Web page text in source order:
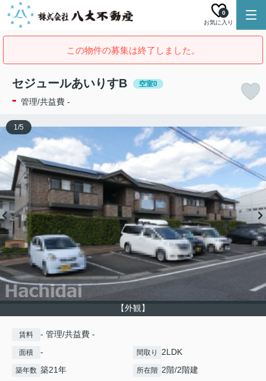
お気に入り
0
この物件の募集は終了しました。
セジュールあいりすB 空室0
- 管理/共益費 -
【外観】
1/5
賃料 - 管理/共益費 -
面積 - 間取り 2LDK
築年数 築21年 所在階 2階/2階建